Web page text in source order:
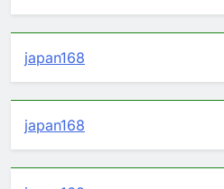
japan168
japan168